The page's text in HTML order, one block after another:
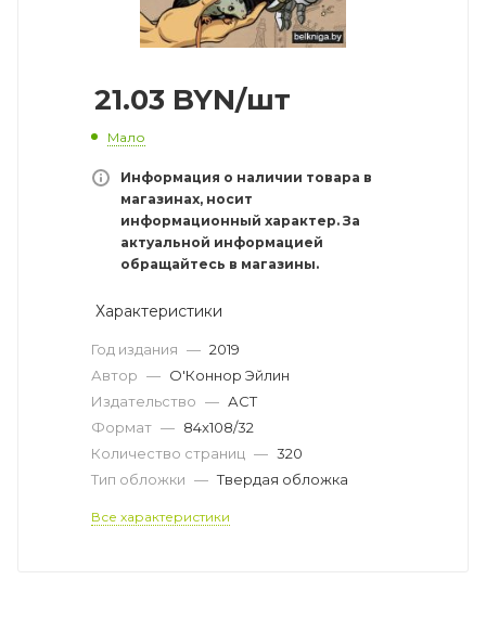
21.03 BYN/шт
Мало
Информация о наличии товара в
магазинах, носит
информационный характер. За
актуальной информацией
обращайтесь в магазины.
Характеристики
Год издания — 2019
Автор — О'Коннор Эйлин
Издательство — АСТ
Формат — 84x108/32
Количество страниц — 320
Тип обложки — Твердая обложка
Все характеристики